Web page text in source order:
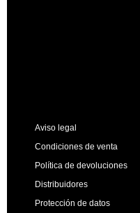
Aviso legal
Condiciones de venta
Política de devoluciones
Distribuidores
Protección de datos